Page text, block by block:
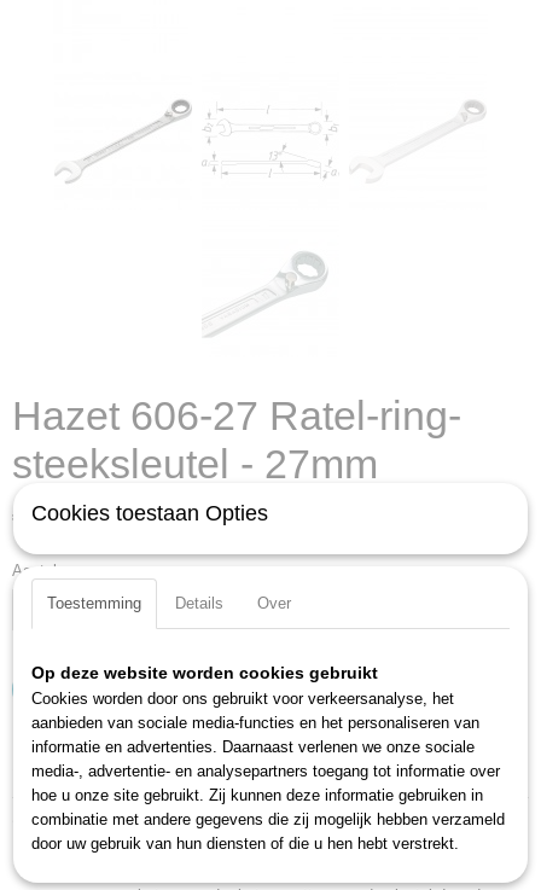
Hazet 606-27 Ratel-ring-
steeksleutel - 27mm
€ 66,04 (exclusief btw 21%)
Aantal
IN WINKELWAGEN
Specificaties
Productcode
606-27
Omschrijving
Cookies toestaan Opties
Toestemming Details Over
Op deze website worden cookies gebruikt
Cookies worden door ons gebruikt voor verkeersanalyse, het
aanbieden van sociale media-functies en het personaliseren van
informatie en advertenties. Daarnaast verlenen we onze sociale
media-, advertentie- en analysepartners toegang tot informatie over
hoe u onze site gebruikt. Zij kunnen deze informatie gebruiken in
combinatie met andere gegevens die zij mogelijk hebben verzameld
door uw gebruik van hun diensten of die u hen hebt verstrekt.